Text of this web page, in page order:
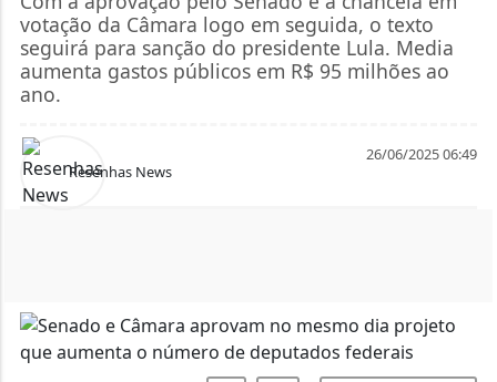
votação da Câmara logo em seguida, o texto
seguirá para sanção do presidente Lula. Media
aumenta gastos públicos em R$ 95 milhões ao
ano.
Resenhas News
26/06/2025 06:49